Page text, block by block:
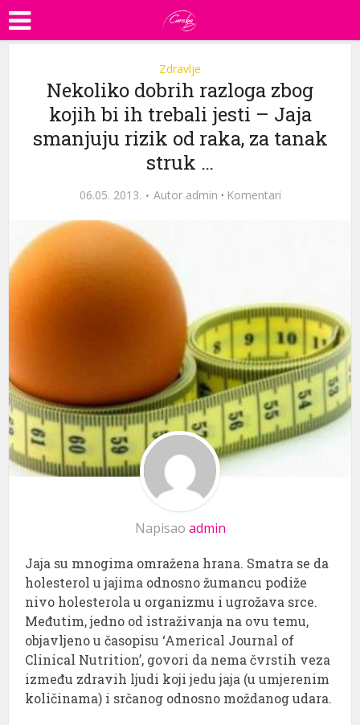
Zdravlje
Nekoliko dobrih razloga zbog
kojih bi ih trebali jesti – Jaja
smanjuju rizik od raka, za tanak
struk …
06.05. 2013. Autor admin · Komentari
Napisao admin
Jaja su mnogima omražena hrana. Smatra se da
holesterol u jajima odnosno žumancu podiže
nivo holesterola u organizmu i ugrožava srce.
Međutim, jedno od istraživanja na ovu temu,
objavljeno u časopisu ‘Americal Journal of
Clinical Nutrition’, govori da nema čvrstih veza
između zdravih ljudi koji jedu jaja (u umjerenim
količinama) i srčanog odnosno moždanog udara.